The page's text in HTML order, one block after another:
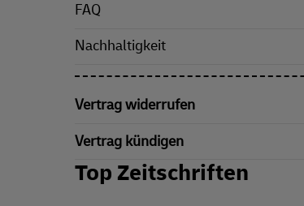
FAQ
Nachhaltigkeit
Vertrag widerrufen
Vertrag kündigen
Top Zeitschriften